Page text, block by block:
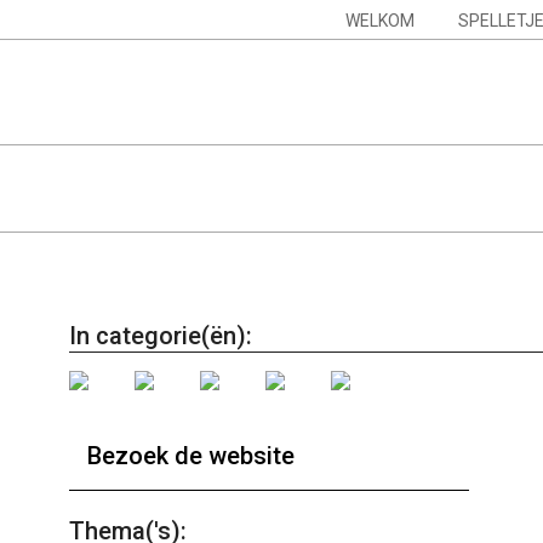
to
Menu
WELKOM
In categorie(ën):
Bezoek de website
Thema('s):